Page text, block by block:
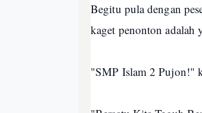
Begitu pula dengan
kaget penonton adalah
"SMP Islam 2 Pujon!"